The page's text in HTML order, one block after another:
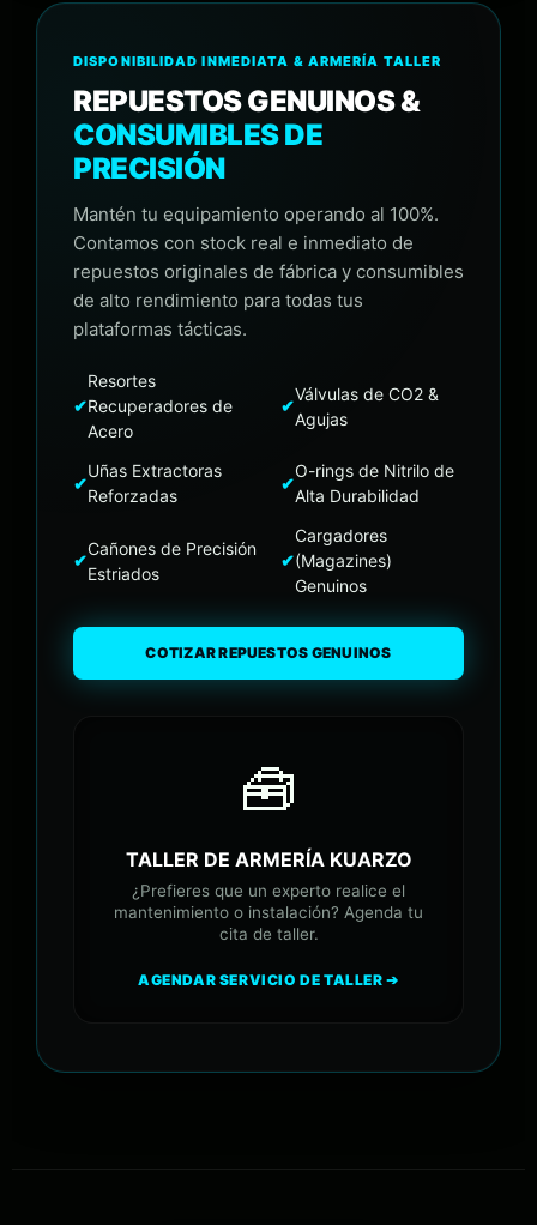
DISPONIBILIDAD INMEDIATA & ARMERÍA TALLER
REPUESTOS GENUINOS &
CONSUMIBLES DE
PRECISIÓN
Mantén tu equipamiento operando al 100%.
Contamos con stock real e inmediato de
repuestos originales de fábrica y consumibles
de alto rendimiento para todas tus
plataformas tácticas.
✔
Resortes
Recuperadores de
Acero
✔
Válvulas de CO2 &
Agujas
✔
Uñas Extractoras
Reforzadas
✔
O-rings de Nitrilo de
Alta Durabilidad
✔
Cañones de Precisión
Estriados
✔
Cargadores
(Magazines)
Genuinos
COTIZAR REPUESTOS GENUINOS
🧰
TALLER DE ARMERÍA KUARZO
¿Prefieres que un experto realice el
mantenimiento o instalación? Agenda tu
cita de taller.
AGENDAR SERVICIO DE TALLER ➔